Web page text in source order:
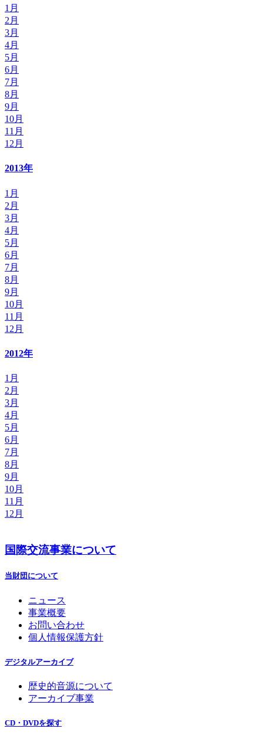
1月
2月
3月
4月
5月
6月
7月
8月
9月
10月
11月
12月
2013年
1月
2月
3月
4月
5月
6月
7月
8月
9月
10月
11月
12月
2012年
1月
2月
3月
4月
5月
6月
7月
8月
9月
10月
11月
12月
国際交流事業について
当財団について
ニュース
事業概要
お問い合わせ
個人情報保護方針
デジタルアーカイブ
歴史的音源について
アーカイブ事業
CD・DVDを探す